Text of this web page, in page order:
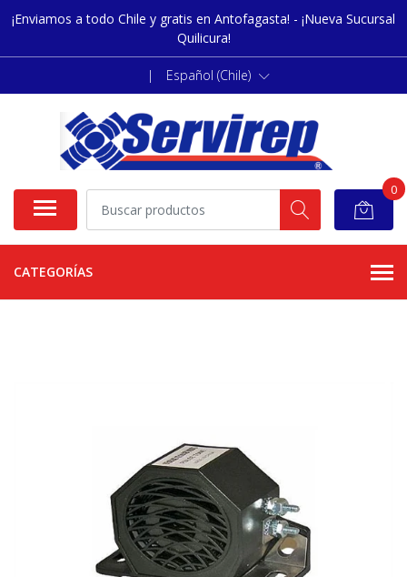
¡Enviamos a todo Chile y gratis en Antofagasta! - ¡Nueva Sucursal
Quilicura!
| Español (Chile)
0
CATEGORÍAS